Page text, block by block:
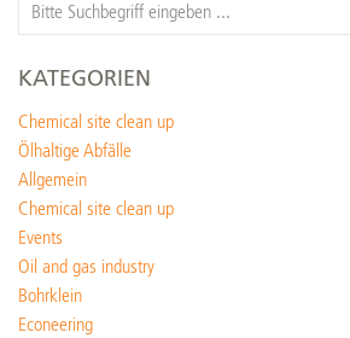
KATEGORIEN
Chemical site clean up
Ölhaltige Abfälle
Allgemein
Chemical site clean up
Events
Oil and gas industry
Bohrklein
Econeering